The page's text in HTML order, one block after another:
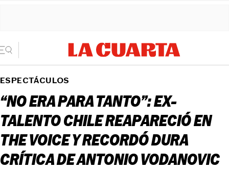
ESPECTÁCULOS
“NO ERA PARA TANTO”: EX-
TALENTO CHILE REAPARECIÓ EN
THE VOICE Y RECORDÓ DURA
CRÍTICA DE ANTONIO VODANOVIC